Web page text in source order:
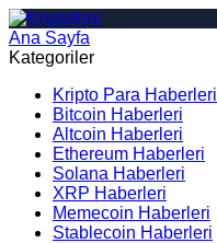
Ana Sayfa
Kategoriler
Kripto Para Haberleri
Bitcoin Haberleri
Altcoin Haberleri
Ethereum Haberleri
Solana Haberleri
XRP Haberleri
Memecoin Haberleri
Stablecoin Haberleri